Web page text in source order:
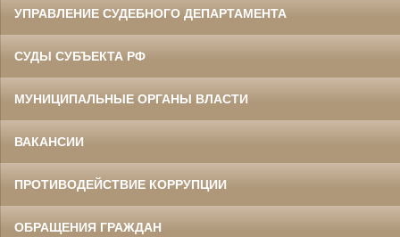
УПРАВЛЕНИЕ СУДЕБНОГО ДЕПАРТАМЕНТА
СУДЫ СУБЪЕКТА РФ
МУНИЦИПАЛЬНЫЕ ОРГАНЫ ВЛАСТИ
ВАКАНСИИ
ПРОТИВОДЕЙСТВИЕ КОРРУПЦИИ
ОБРАЩЕНИЯ ГРАЖДАН